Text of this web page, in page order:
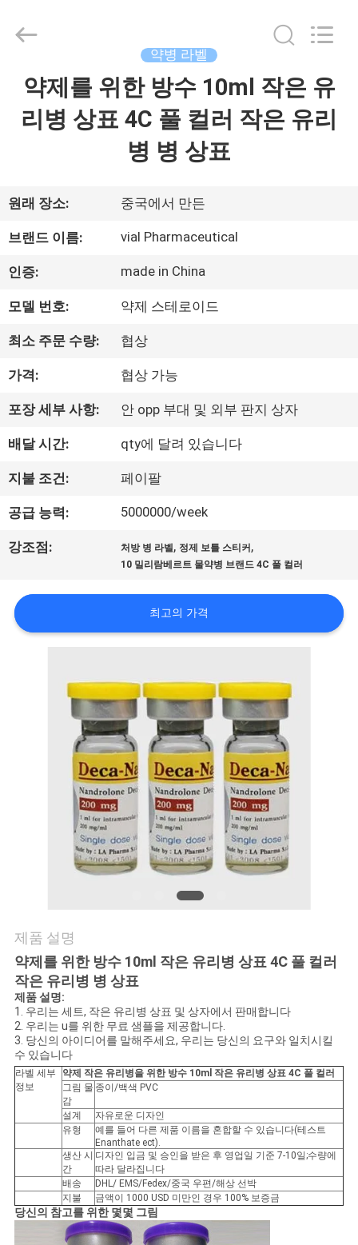
우
리
에
여
공
장
여
행
품
질
뉴
스
경
우
이
트
맵
2017
Industry
Rights
약병 라벨
약제를 위한 방수 10ml 작은 유
리병 상표 4C 풀 컬러 작은 유리
병 병 상표
원래 장소: 중국에서 만든
브랜드 이름: vial Pharmaceutical
인증: made in China
모델 번호: 약제 스테로이드
최소 주문 수량: 협상
가격: 협상 가능
포장 세부 사항: 안 opp 부대 및 외부 판지 상자
배달 시간: qty에 달려 있습니다
지불 조건: 페이팔
공급 능력: 5000000/week
강조점: 처방 병 라벨, 정제 보틀 스티커 ,
10 밀리람베르트 물약병 브랜드 4C 풀 컬러
최고의 가격
제품 설명
약제를 위한 방수 10ml 작은 유리병 상표 4C 풀 컬러
작은 유리병 병 상표
제품 설명:
1. 우리는 세트, 작은 유리병 상표 및 상자에서 판매합니다
2. 우리는 u를 위한 무료 샘플을 제공합니다.
3. 당신의 아이디어를 말해주세요, 우리는 당신의 요구와 일치시킬
수 있습니다
라벨 세부
정보
약제 작은 유리병을 위한 방수 10ml 작은 유리병 상표 4C 풀 컬러
그림 물
감
종이/백색 PVC
설계
자유로운 디자인
유형
예를 들어 다른 제품 이름을 혼합할 수 있습니다(테스트
Enanthate ect).
생산 시
간
디자인 입금 및 승인을 받은 후 영업일 기준 7-10일;수량에
따라 달라집니다
배송
DHL/ EMS/Fedex/중국 우편/해상 선박
지불
금액이 1000 USD 미만인 경우 100% 보증금
당신의 참고를 위한 몇몇 그림